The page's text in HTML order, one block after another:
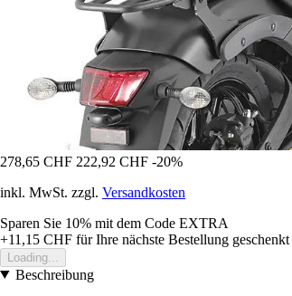
278,65 CHF 222,92 CHF -20%
inkl. MwSt. zzgl. Versandkosten
Sparen Sie 10% mit dem Code EXTRA
+11,15 CHF für Ihre nächste Bestellung geschenkt
Loading...
Beschreibung